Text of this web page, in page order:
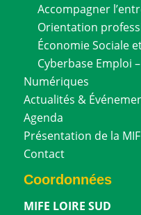
Accompagner
Orientation
Économie Sociale
Cyberbase Emploi
Numériques
Actualités &
Agenda
Présentation de la
Contact
Coordonnées
MIFE LOIRE SUD